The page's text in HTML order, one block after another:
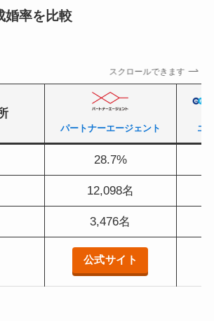
婚率を比較
スクロールできます
パートナーエージェント エ
28.7%
12,098名
3,476名
公式サイト